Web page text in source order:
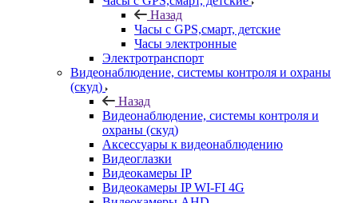
Назад
Часы с GPS,смарт, детские
Часы электронные
Электротранспорт
Видеонаблюдение, системы контроля и охраны
(скуд)
Назад
Видеонаблюдение, системы контроля и
охраны (скуд)
Аксессуары к видеонаблюдению
Видеоглазки
Видеокамеры IP
Видеокамеры IP WI-FI 4G